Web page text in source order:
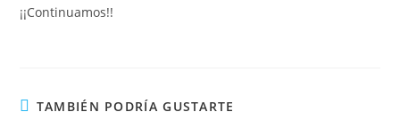
¡¡Continuamos!!
TAMBIÉN PODRÍA GUSTARTE